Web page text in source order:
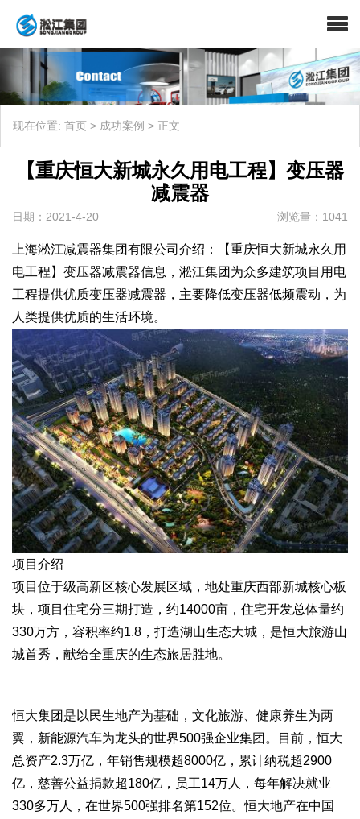
现在位置: 首页 > 成功案例 > 正文
【重庆恒大新城永久用电工程】变压器
减震器
日期：2021-4-20 浏览量：1041
上海淞江减震器集团有限公司介绍：【重庆恒大新城永久用
电工程】变压器减震器信息，淞江集团为众多建筑项目用电
工程提供优质变压器减震器，主要降低变压器低频震动，为
人类提供优质的生活环境。
项目介绍
项目位于级高新区核心发展区域，地处重庆西部新城核心板
块，项目住宅分三期打造，约14000亩，住宅开发总体量约
330万方，容积率约1.8，打造湖山生态大城，是恒大旅游山
城首秀，献给全重庆的生态旅居胜地。
恒大集团是以民生地产为基础，文化旅游、健康养生为两
翼，新能源汽车为龙头的世界500强企业集团。目前，恒大
总资产2.3万亿，年销售规模超8000亿，累计纳税超2900
亿，慈善公益捐款超180亿，员工14万人，每年解决就业
330多万人，在世界500强排名第152位。恒大地产在中国